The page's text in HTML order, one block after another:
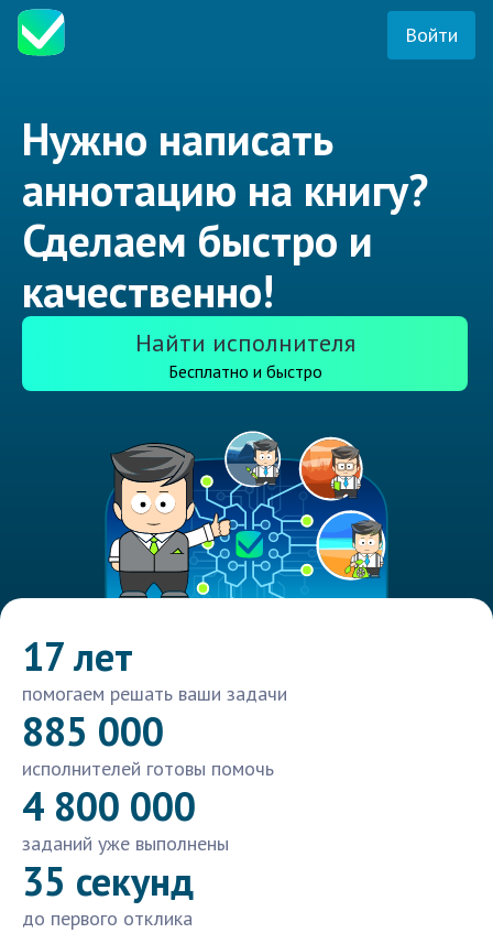
Войти
Нужно написать
аннотацию на книгу?
Сделаем быстро и
качественно!
Найти исполнителя
Бесплатно и быстро
17 лет
помогаем решать ваши задачи
885 000
исполнителей готовы помочь
4 800 000
заданий уже выполнены
35 секунд
до первого отклика